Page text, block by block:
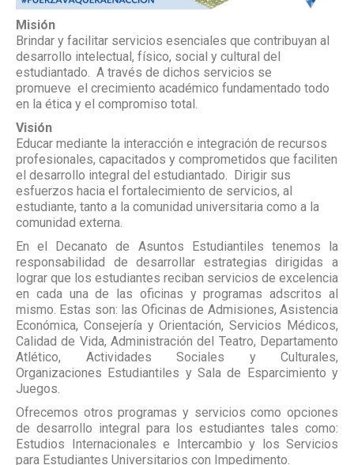
Misión
Brindar y facilitar servicios esenciales que contribuyan al
desarrollo intelectual, físico, social y cultural del
estudiantado. A través de dichos servicios se
promueve el crecimiento académico fundamentado todo
en la ética y el compromiso total.
Visión
Educar mediante la interacción e integración de recursos
profesionales, capacitados y comprometidos que faciliten
el desarrollo integral del estudiantado.
Dirigir sus
esfuerzos hacia el fortalecimiento de servicios, al
estudiante, tanto a la comunidad universitaria como a la
comunidad externa.
En el Decanato de Asuntos Estudiantiles tenemos la
responsabilidad de desarrollar estrategias dirigidas a
lograr que los estudiantes reciban servicios de excelencia
en cada una de las oficinas y programas adscritos al
mismo. Estas son: las Oficinas de Admisiones, Asistencia
Económica, Consejería y Orientación, Servicios Médicos,
Calidad de Vida, Administración del Teatro, Departamento
Atlético, Actividades Sociales y Culturales,
Organizaciones Estudiantiles y Sala de Esparcimiento y
Juegos.
Ofrecemos otros programas y servicios como opciones
de desarrollo integral para los estudiantes tales como:
Estudios Internacionales e Intercambio y los Servicios
para Estudiantes Universitarios con Impedimento.